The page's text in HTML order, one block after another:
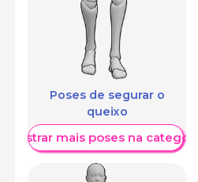
Poses de segurar o
queixo
Mostrar mais poses na